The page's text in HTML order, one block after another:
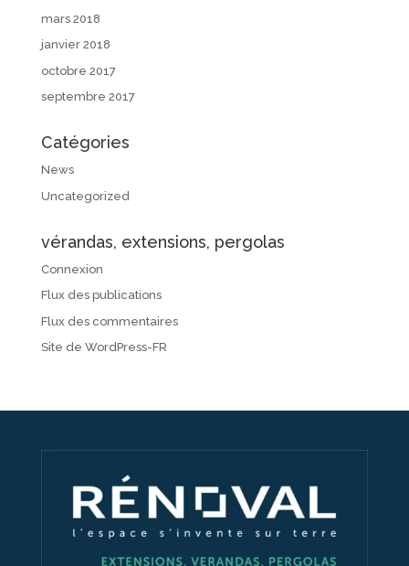
mars 2018
janvier 2018
octobre 2017
septembre 2017
Catégories
News
Uncategorized
vérandas, extensions, pergolas
Connexion
Flux des publications
Flux des commentaires
Site de WordPress-FR